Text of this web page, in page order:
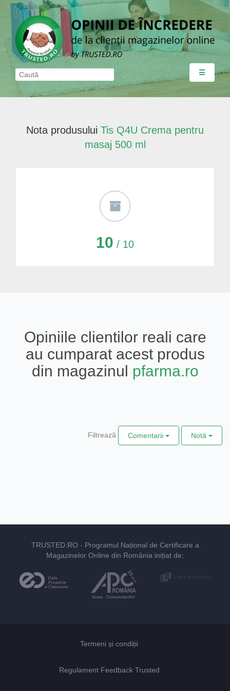
☰
Nota produsului Tis Q4U Crema pentru
masaj 500 ml
10 / 10
Opiniile clientilor reali care
au cumparat acest produs
din magazinul pfarma.ro
Filtrează Comentarii Notă
TRUSTED.RO - Programul Național de Certificare a
Magazinelor Online din România inițiat de:
Termeni și condiții
Regulament Feedback Trusted